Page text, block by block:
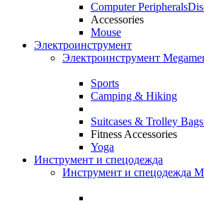
Computer Peripherals
Accessories
Mouse
Электроинструмент
Электроинструмент
Sports
Camping & Hiking
Suitcases & Trolley Bags
Fitness Accessories
Yoga
Инструмент и спецодежда
Инструмент и спецодежда